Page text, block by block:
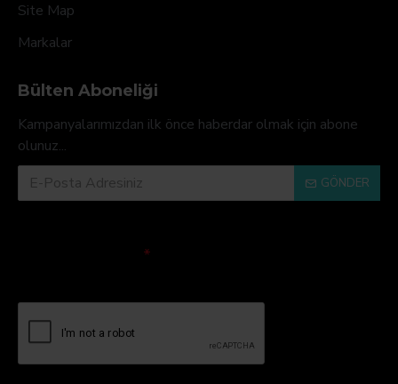
Site Map
Markalar
Bülten Aboneliği
Kampanyalarımızdan ilk önce haberdar olmak için abone
olunuz...
GÖNDER